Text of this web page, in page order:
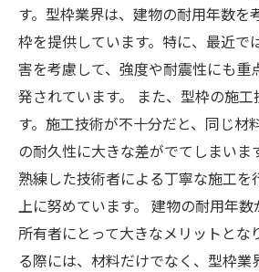
す。型枠業界は、建物の耐用年数を
枠を提供しています。特に、最近で
害を考慮して、強度や耐震性にも重
発されています。 また、型枠の施
す。施工技術が不十分だと、同じ材
の耐久性に大きな差がでてしまいま
熟練した技術者による丁寧な施工を
上に努めています。 建物の耐用年
所有者にとって大きなメリットとな
る際には、材料だけでなく、型枠業